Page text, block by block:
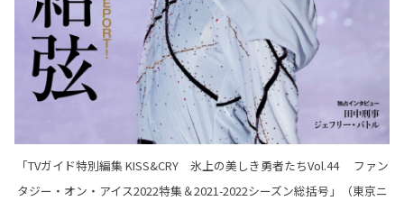
「TVガイド特別編集 KISS&CRY 氷上の美しき勇者たちVol.44 ファン
タジー・オン・アイス2022特集＆2021-2022シーズン総括号」（東京ニ